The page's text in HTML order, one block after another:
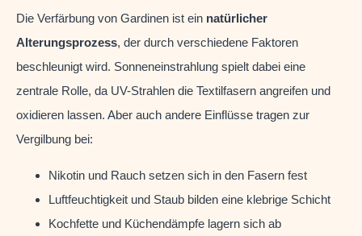
Die Verfärbung von Gardinen ist ein natürlicher
Alterungsprozess, der durch verschiedene Faktoren
beschleunigt wird. Sonneneinstrahlung spielt dabei eine
zentrale Rolle, da UV-Strahlen die Textilfasern angreifen und
oxidieren lassen. Aber auch andere Einflüsse tragen zur
Vergilbung bei:
Nikotin und Rauch setzen sich in den Fasern fest
Luftfeuchtigkeit und Staub bilden eine klebrige Schicht
Kochfette und Küchendämpfe lagern sich ab